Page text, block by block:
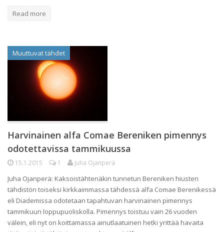
Read more
Muuttuvat tähdet
Harvinainen alfa Comae Bereniken pimennys
odotettavissa tammikuussa
15.1.2015 1 Juha Ojanperä
Juha Ojanperä: Kaksoistähtenäkin tunnetun Bereniken hiusten
tähdistön toiseksi kirkkaimmassa tähdessä alfa Comae Berenikessä
eli Diademissa odotetaan tapahtuvan harvinainen pimennys
tammikuun loppupuoliskolla. Pimennys toistuu vain 26 vuoden
välein, eli nyt on koittamassa ainutlaatuinen hetki yrittää havaita